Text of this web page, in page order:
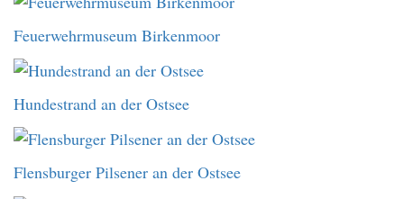
Feuerwehrmuseum Birkenmoor
Hundestrand an der Ostsee
Flensburger Pilsener an der Ostsee